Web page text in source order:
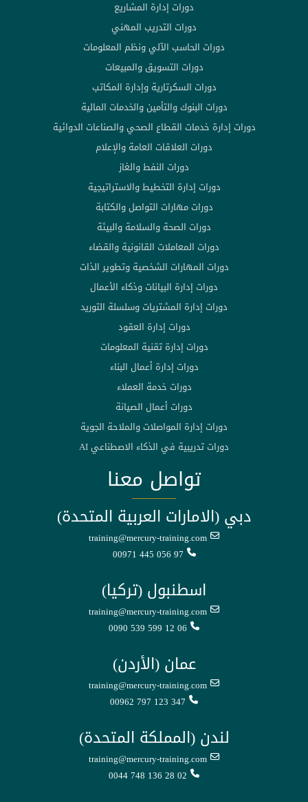
دورات إدارة المشاريع
دورات التدريب المهني
دورات الحاسب الآلي ونظم المعلومات
دورات التسويق والمبيعات
دورات السكرتارية وإدارة المكاتب
دورات البنوك والتأمين والخدمات المالية
دورات إدارة خدمات القطاع الصحي والصناعات الدوائية
دورات العلاقات العامة والإعلام
دورات النفط والغاز
دورات إدارة التخطيط والاستراتيجية
دورات مهارات التواصل والكتابة
دورات الصحة والسلامة والبيئة
دورات المعاملات القانونية والقضاء
دورات المهارات الشخصية وتطوير الذات
دورات إدارة البيانات وذكاء الأعمال
دورات إدارة المشتريات وسلسلة التوريد
دورات إدارة العقود
دورات إدارة تقنية المعلومات
دورات إدارة أعمال البناء
دورات خدمة العملاء
دورات أعمال الصيانة
دورات إدارة المواصلات والملاحة الجوية
دورات تدريبية في الذكاء الاصطناعي AI
تواصل معنا
دبي (الامارات العربية المتحدة)
training@mercury-training.com
00971 445 056 97
اسطنبول (تركيا)
training@mercury-training.com
0090 539 599 12 06
عمان (الأردن)
training@mercury-training.com
00962 797 123 347
لندن (المملكة المتحدة)
training@mercury-training.com
0044 748 136 28 02